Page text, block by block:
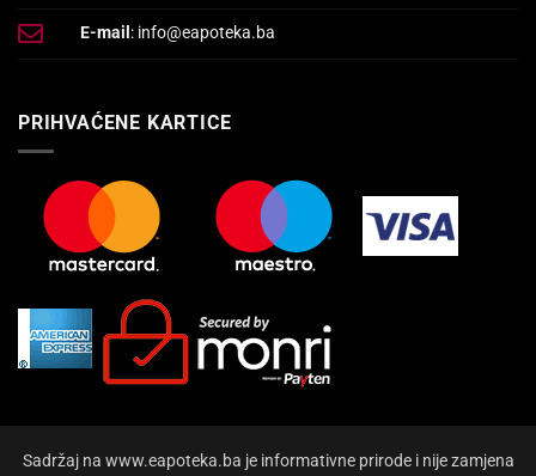
E-mail : info@eapoteka.ba
PRIHVAĆENE KARTICE
Sadržaj na www.eapoteka.ba je informativne prirode i nije zamjena